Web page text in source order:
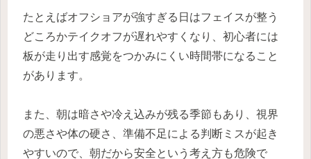
たとえばオフショアが強すぎる日はフェイスが整う
どころかテイクオフが遅れやすくなり、初心者には
板が走り出す感覚をつかみにくい時間帯になること
があります。
また、朝は暗さや冷え込みが残る季節もあり、視界
の悪さや体の硬さ、準備不足による判断ミスが起き
やすいので、朝だから安全という考え方も危険で